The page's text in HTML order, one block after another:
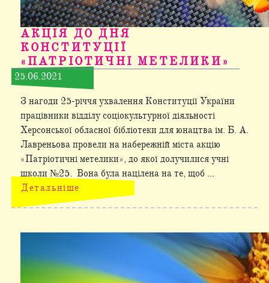
АКЦІЯ ДО ДНЯ
КОНСТИТУЦІЇ
«ПАТРІОТИЧНІ МЕТЕЛИКИ»
25.06.2021
З нагоди 25-річчя ухвалення Конституції України
працівники відділу соціокультурної діяльності
Херсонської обласної бібліотеки для юнацтва ім. Б. А.
Лавреньова провели на набережній міста акцію
«Патріотичні метелики», до якої долучилися учні
школи №25. Вона була націлена на те, щоб ...
Детальніше